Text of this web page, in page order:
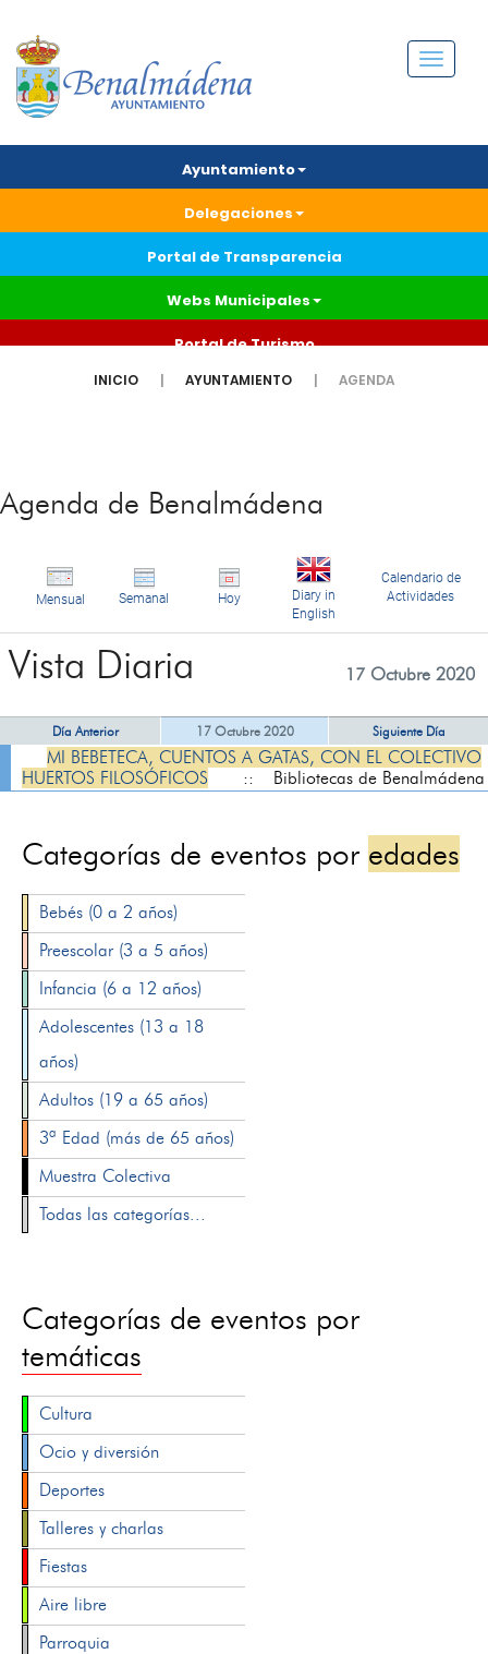
Menú
Ayuntamiento
Delegaciones
Portal de Transparencia
Webs Municipales
Portal de Turismo
INICIO AYUNTAMIENTO AGENDA
Agenda de Benalmádena
Mensual Semanal Hoy
Diary in
English
Calendario de
Actividades
Vista Diaria 17 Octubre 2020
Día Anterior 17 Octubre 2020 Siguiente Día
MI BEBETECA, CUENTOS A GATAS, CON EL COLECTIVO
HUERTOS FILOSÓFICOS
:: Bibliotecas de Benalmádena
Categorías de eventos por edades
Bebés (0 a 2 años)
Preescolar (3 a 5 años)
Infancia (6 a 12 años)
Adolescentes (13 a 18
años)
Adultos (19 a 65 años)
3ª Edad (más de 65 años)
Muestra Colectiva
Todas las categorías...
Categorías de eventos por
temáticas
Cultura
Ocio y diversión
Deportes
Talleres y charlas
Fiestas
Aire libre
Parroquia